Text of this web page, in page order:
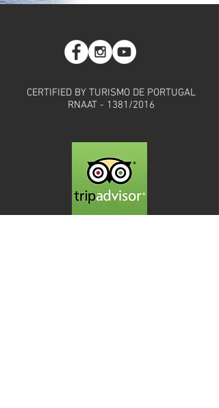
CERTIFIED BY TURISMO DE PORTUGAL
RNAAT - 1381/2016